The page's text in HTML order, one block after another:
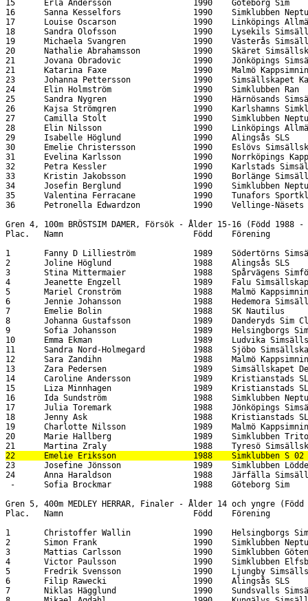
23      Josefine Jönsson               1989    Simklubben Lödde                         38.77                                     1:22.24                               
24      Anna Haraldson                 1988    Järfälla Simsällskap                     38.56                                     1:23.57                               
 -      Sofia Brockmar                 1988    Göteborg Sim                                                                           DSQ                               
                                                                                                                                                                        
Gren 5, 400m MEDLEY HERRAR, Finaler - Ålder 14 och yngre (Född 1990 och efter)                                         
Plac.   Namn                           Född    Förening                                  100m       200m       300m                   Tid  Status                       
                                                                                                                                                                        
1       Christoffer Wallin             1990    Helsingborgs Simsällskap               1:07.55    2:23.36    3:49.04               4:53.09   1990-2004 Åldersgrupp Rekord
2       Simon Frank                    1990    Simklubben Neptun                      1:05.96    2:22.81    3:50.77               4:57.63                               
3       Mattias Carlsson               1990    Simklubben Götene                      1:07.72    2:24.54    3:54.84               5:02.99                               
4       Victor Paulsson                1990    Simklubben Elfsborg                    1:14.89    2:36.40    4:02.00               5:11.07                               
5       Fredrik Svensson               1990    Ljungby Simsällskap                    1:16.41    2:40.86    4:06.38               5:16.92                               
6       Filip Rawecki                  1990    Alingsås SLS                           1:15.83    2:36.32    4:04.54               5:17.38                               
7       Niklas Hägglund                1990    Sundsvalls Simsällskap                 1:11.67    2:39.40    4:08.36               5:17.39                               
8       Mikael Agdahl                  1990    Kungälvs Simsällskap                   1:21.41    2:50.85    4:17.95               5:32.38                               
                                                                                                                                                                        
Gren 5, 400m MEDLEY HERRAR, Finaler - Ålder 15-16 (Född 1988 - 1989)                                                   
Plac.   Namn                           Född    Förening                                  100m       200m       300m                   Tid  Status                       
                                                                                                                                                                        
1       Martin Persson                 1988    Malmö Kappsimningsklubb                1:04.54    2:18.28    3:36.26               4:43.11                               
2       Adam Olsson                    1988    Trelleborgs Simsällskap                1:05.07    2:18.43    3:41.81               4:47.48                               
3       Tobias Törnström               1988    Linköpings Allmänna SS                 1:06.71    2:20.22    3:44.67               4:50.29                               
4       Erik Håkansson                 1988    Täby Sim                               1:07.83